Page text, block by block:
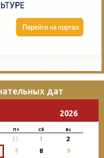
дат
2026
Пт Сб Вс
31 1 2
7 8
9